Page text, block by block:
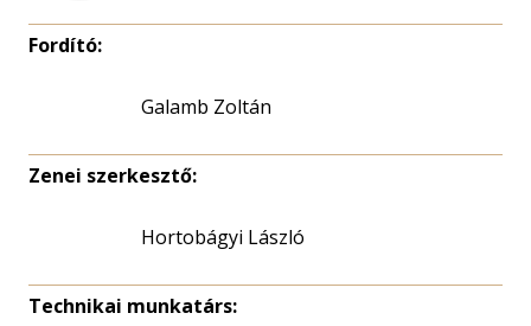
Fordító:
Galamb Zoltán
Zenei szerkesztő:
Hortobágyi László
Technikai munkatárs: